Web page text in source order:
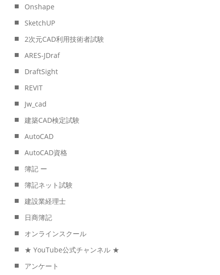
Onshape
SketchUP
2次元CAD利用技術者試験
ARES-JDraf
DraftSight
REVIT
Jw_cad
建築CAD検定試験
AutoCAD
AutoCAD資格
簿記 ー
簿記ネット試験
建設業経理士
日商簿記
オンラインスクール
★ YouTube公式チャンネル ★
アンケート